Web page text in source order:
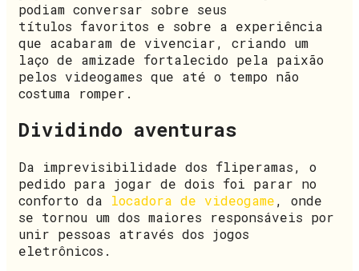
podiam conversar sobre seus
títulos favoritos e sobre a experiência
que acabaram de vivenciar, criando um
laço de amizade fortalecido pela paixão
pelos videogames que até o tempo não
costuma romper.
Dividindo aventuras
Da imprevisibilidade dos fliperamas, o
pedido para jogar de dois foi parar no
conforto da locadora de videogame, onde
se tornou um dos maiores responsáveis por
unir pessoas através dos jogos
eletrônicos.